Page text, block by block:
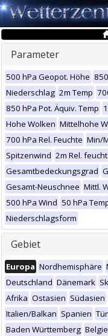
Parameter
500 hPa Geopot. Höhe
Niederschlag 2m Temp
850 hPa Pot. Äquiv. Temp
Hohe Wolken Mittelhohe
700 hPa Rel. Feuchte Min/
Spitzenwind 2m Rel.
Gesamtbedeckungsgrad
Gesamt-Neuschnee Mittl.
500 hPa Wind 50 hPa
Niederschlagsform
Gebiet
Europa Nordhemisphäre
Deutschland Dänemark
Afrika Ostasien Südasien
Italien/Balkan Spanien
Baden Württemberg